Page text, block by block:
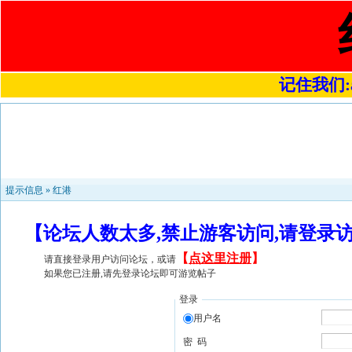
记住我们
提示信息 » 红港
【论坛人数太多,禁止游客访问,请登
请直接登录用户访问论坛，或请 【 点这里注册】
如果您已注册,请先登录论坛即可游览帖子
登录
用户名
密 码